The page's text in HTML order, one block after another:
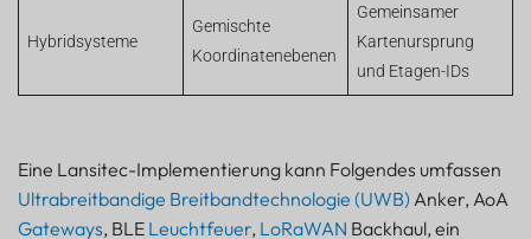
Hybridsysteme
Gemischte
Koordinatenebenen
Gemeinsamer
Kartenursprung
und Etagen-IDs
Eine Lansitec-Implementierung kann Folgendes umfassen
Ultrabreitbandige Breitbandtechnologie (UWB) Anker, AoA
Gateways, BLE Leuchtfeuer, LoRaWAN Backhaul, ein